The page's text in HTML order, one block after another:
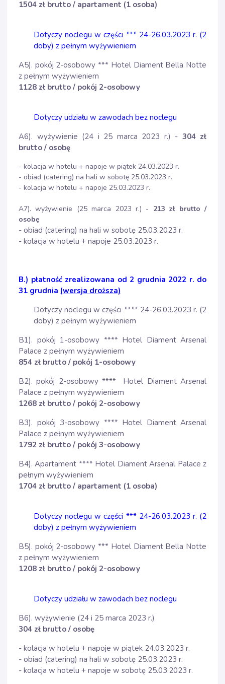
1504 zł brutto / apartament (1 osoba)
Dotyczy noclegu w części *** 24-26.03.2023 r. (2
doby) z pełnym wyżywieniem
A5). pokój 2-osobowy *** Hotel Diament Bella Notte
z pełnym wyżywieniem
1128 zł brutto / pokój 2-osobowy
Dotyczy udziału w zawodach bez noclegu
A6). wyżywienie (24 i 25 marca 2023 r.) - 304 zł
brutto / osobę
- kolacja w hotelu + napoje w piątek 24.03.2023 r.
- obiad (catering) na hali w sobotę 25.03.2023 r.
- kolacja w hotelu + napoje 25.03.2023 r.
A7). wyżywienie (25 marca 2023 r.) - 213 zł brutto /
osobę
- obiad (catering) na hali w sobotę 25.03.2023 r.
- kolacja w hotelu + napoje 25.03.2023 r.
B.) płatność zrealizowana od 2 grudnia 2022 r. do
31 grudnia (wersja droższa)
Dotyczy noclegu w części **** 24-26.03.2023 r. (2
doby) z pełnym wyżywieniem
B1). pokój 1-osobowy **** Hotel Diament Arsenal
Palace z pełnym wyżywieniem
854 zł brutto / pokój 1-osobowy
B2). pokój 2-osobowy **** Hotel Diament Arsenal
Palace z pełnym wyżywieniem
1268 zł brutto / pokój 2-osobowy
B3). pokój 3-osobowy **** Hotel Diament Arsenal
Palace z pełnym wyżywieniem
1792 zł brutto / pokój 3-osobowy
B4). Apartament **** Hotel Diament Arsenal Palace z
pełnym wyżywieniem
1704 zł brutto / apartament (1 osoba)
Dotyczy noclegu w części *** 24-26.03.2023 r. (2
doby) z pełnym wyżywieniem
B5). pokój 2-osobowy *** Hotel Diament Bella Notte
z pełnym wyżywieniem
1208 zł brutto / pokój 2-osobowy
Dotyczy udziału w zawodach bez noclegu
B6). wyżywienie (24 i 25 marca 2023 r.)
304 zł brutto / osobę
- kolacja w hotelu + napoje w piątek 24.03.2023 r.
- obiad (catering) na hali w sobotę 25.03.2023 r.
- kolacja w hotelu + napoje w sobotę 25.03.2023 r.